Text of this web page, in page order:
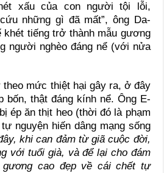
xấu của con người tội lỗi,
những gì đã mất”, ông Da-
khét tiếng trở thành mẫu gương
người nghèo đáng nể (với nửa
theo mức thiệt hại gây ra, ở đây
bốn, thật đáng kính nể. Ông E-
ép ăn thịt heo (thời đó là phạm
nguyện hiến dâng mạng sống
khi can đảm từ giã cuộc đời,
với tuổi già, và để lại cho đám
gương cao đẹp về cái chết tự